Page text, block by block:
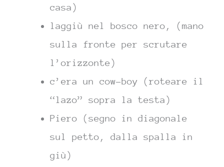
casa)
laggiù nel bosco nero, (mano
sulla fronte per scrutare
l’orizzonte)
c’era un cow-boy (roteare il
“lazo” sopra la testa)
Piero (segno in diagonale
sul petto, dalla spalla in
giù)